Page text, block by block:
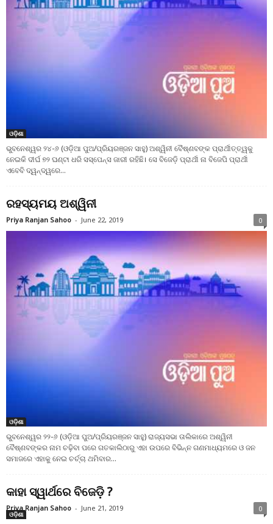
ଓଡ଼ିଶା
ଭୁବନେଶ୍ୱର ୨୪-୬ (ଓଡ଼ିଆ ପୁଅ/ପ୍ରିୟରଞ୍ଜନ ସାହୁ) ଅଶ୍ୱିନୀ ବୈଷ୍ଣବଙ୍କ ପ୍ରାର୍ଥୀତ୍ତ୍ୱକୁ
ନେଇକି ଦୀର୍ଘ ୭୨ ଘଣ୍ଟା ଧରି ସସ୍ପେନ୍ସ ଜାରୀ ରହିଛି। ସେ ବିଜେଡ଼ି ପ୍ରାର୍ଥୀ ନା ବିଜେପି ପ୍ରାର୍ଥୀ
ଏବେବି ଦ୍ୱନ୍ଦ୍ୱରେ...
ରହସ୍ୟମୟ ଅଶ୍ୱିନୀ
Priya Ranjan Sahoo - June 22, 2019 0
ଓଡ଼ିଶା
ଭୁବନେଶ୍ୱର ୨୨-୬ (ଓଡ଼ିଆ ପୁଅ/ପ୍ରିୟରଞ୍ଜନ ସାହୁ) ରାଜ୍ୟସଭା ତାଲିକାରେ ଅଶ୍ୱିନୀ
ବୈଷ୍ଣବଙ୍କର ନାମ ଚଢ଼ିବା ପରେ ଗତକାଲିଠାରୁ ଏହା ଉପରେ ବିଭିନ୍ନ ଗଣମାଧ୍ୟମରେ ଓ ଜନ
ସମାଜରେ ଏହାକୁ ନେଇ ଚର୍ଚ୍ଚା ଥମିବାର...
କାହା ସ୍ୱାର୍ଥରେ ବିଜେଡ଼ି ?
Priya Ranjan Sahoo - June 21, 2019 0
ଓଡ଼ିଶା